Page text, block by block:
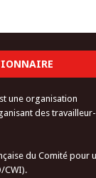
une organisation
des
du Comité pour
CWI).